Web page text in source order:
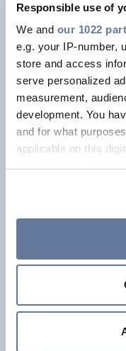
Responsible use of
We and our 1022
e.g. your IP-number,
store and access
serve personalized
measurement,
development. You
and for what
applicable on this
If you allow, we
Identify your
Olje